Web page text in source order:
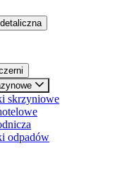
skrzyniowe
odpadów